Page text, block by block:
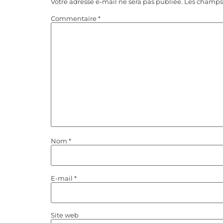
Votre adresse e-mail ne sera pas publiée. Les
Commentaire*
Nom *
E-mail *
Site web